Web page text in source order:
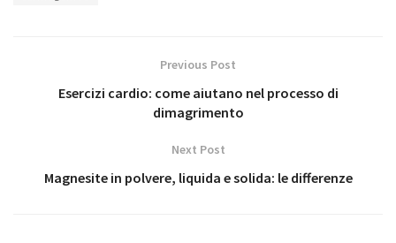
Previous Post
Esercizi cardio: come aiutano nel processo di
dimagrimento
Next Post
Magnesite in polvere, liquida e solida: le differenze